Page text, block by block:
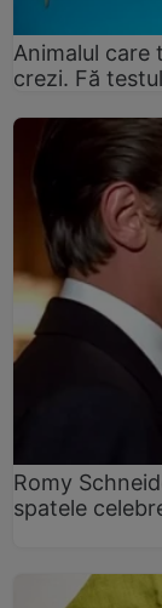
Animalul care
crezi. Fă
Romy
spatele